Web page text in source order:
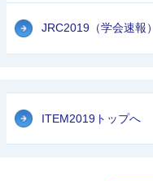
JRC2019（学会速報）
ITEM2019トップへ